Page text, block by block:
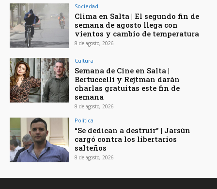
Sociedad
Clima en Salta | El segundo fin de
semana de agosto llega con
vientos y cambio de temperatura
8 de agosto, 2026
Cultura
Semana de Cine en Salta |
Bertuccelli y Rejtman darán
charlas gratuitas este fin de
semana
8 de agosto, 2026
Política
“Se dedican a destruir” | Jarsún
cargó contra los libertarios
salteños
8 de agosto, 2026